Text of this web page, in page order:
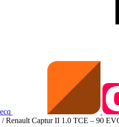
/ Renault Captur II 1.0 TCE – 90